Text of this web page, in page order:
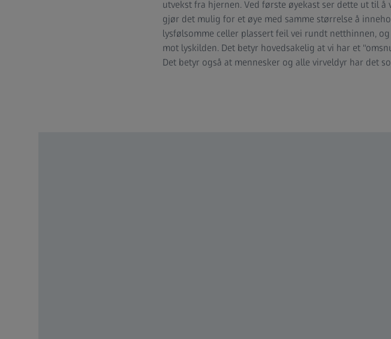
utvekst fra hjernen. Ved første øyekast ser dette ut til
gjør det mulig for et øye med samme størrelse å
lysfølsomme celler plassert feil vei rundt netthinnen,
mot lyskilden. Det betyr hovedsakelig at vi har et
Det betyr også at mennesker og alle virveldyr har det